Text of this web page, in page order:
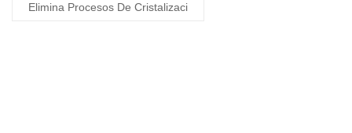
Elimina Procesos De Cristalizaci